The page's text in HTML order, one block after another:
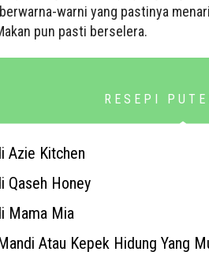
warni yang pastinya
pun pasti berselera.
RESEPI
Azie Kitchen
Qaseh Honey
Mama Mia
Atau Kepek Hidung Yang